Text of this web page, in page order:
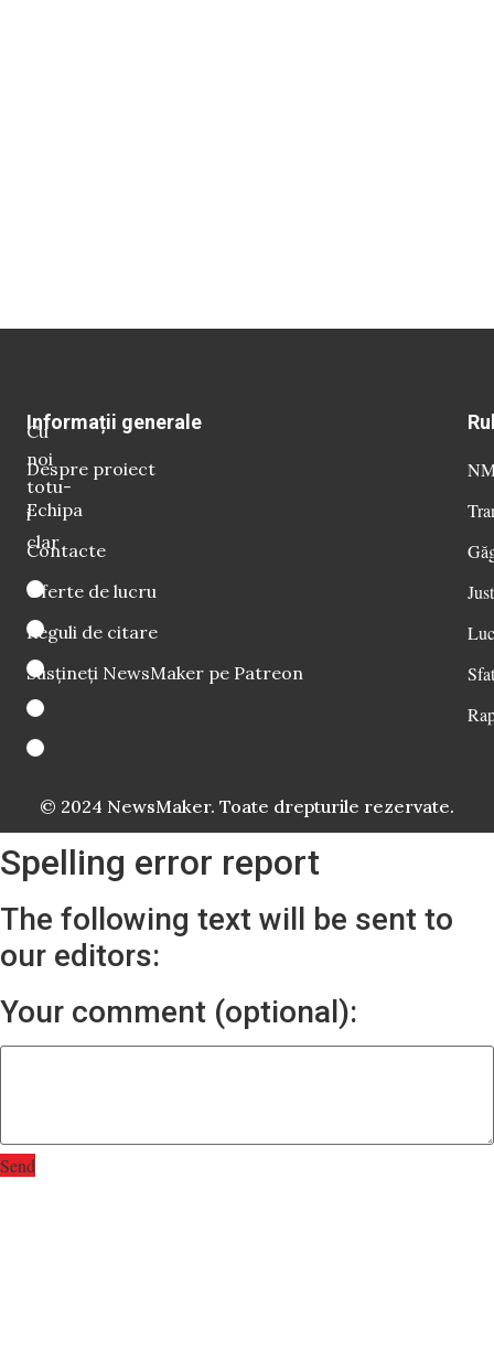
Cu
noi
totu-
i
clar
Informații generale
Despre proiect
Echipa
Contacte
Oferte de lucru
Reguli de citare
Susțineți NewsMaker pe Patreon
© 2024 NewsMaker. Toate drepturile rezervate.
Spelling error report
The following text will be sent to
our editors:
Your comment (optional):
Send